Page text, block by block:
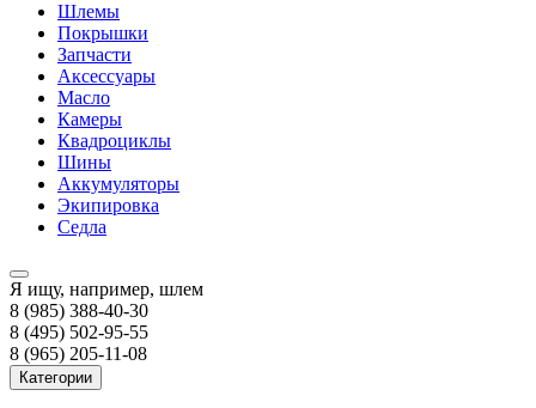
Шлемы
Покрышки
Запчасти
Аксессуары
Масло
Камеры
Квадроциклы
Шины
Аккумуляторы
Экипировка
Седла
Я ищу, например, шлем
8 (985) 388-40-30
8 (495) 502-95-55
8 (965) 205-11-08
Категории